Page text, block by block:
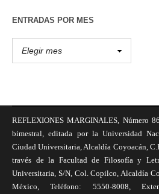
ENTRADAS POR MES
REFLEXIONES MARGINALES, Número
bimestral, editada por la Universidad
Ciudad Universitaria, Alcaldía Coyoacán,
través de la Facultad de Filosofía y
Universitaria, S/N, Col. Copilco, Alcaldía
México, Teléfono: 5550-8008,